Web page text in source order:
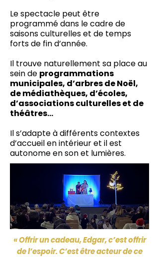
Le spectacle peut être
programmé dans le cadre de
saisons culturelles et de temps
forts de fin d’année.
Il trouve naturellement sa place au
sein de programmations
municipales, d’arbres de Noël,
de médiathèques, d’écoles,
d’associations culturelles et de
théâtres...
Ils’adapte à différents contextes
d’accueil en intérieur et il est
autonome en son et lumières.
« Offrir un cadeau, Edgar, c’est offrir
de l’espoir. C’est être acteur de ce